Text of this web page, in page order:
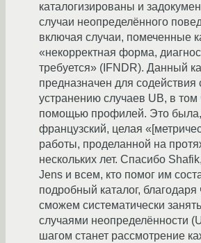
каталогизированы и
случаи неопределённого
включая случаи, помеченные
«некорректная форма,
требуется» (IFNDR). Данный
предназначен для содействия
устранению случаев UB, в том
помощью профилей. Это была,
французский, целая
работы, проделанной на
нескольких лет. Спасибо
Jens и всем, кто помог им
подробный каталог,
сможем систематически
случаями неопределённости
шагом станет рассмотрение